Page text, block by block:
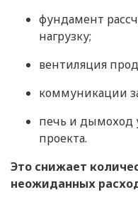
фундамент
нагрузку;
вентиляция
коммуникации
печь и дымоход
проекта.
Это снижает
неожиданных